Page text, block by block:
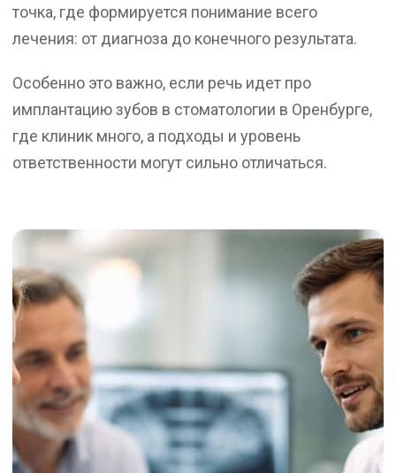
точка, где формируется понимание всего
лечения: от диагноза до конечного результата.
Особенно это важно, если речь идет про
имплантацию зубов в стоматологии в Оренбурге,
где клиник много, а подходы и уровень
ответственности могут сильно отличаться.